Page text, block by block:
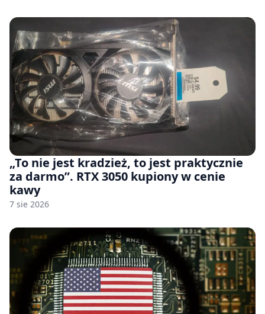
„To nie jest kradzież, to jest praktycznie
za darmo”. RTX 3050 kupiony w cenie
kawy
7 sie 2026